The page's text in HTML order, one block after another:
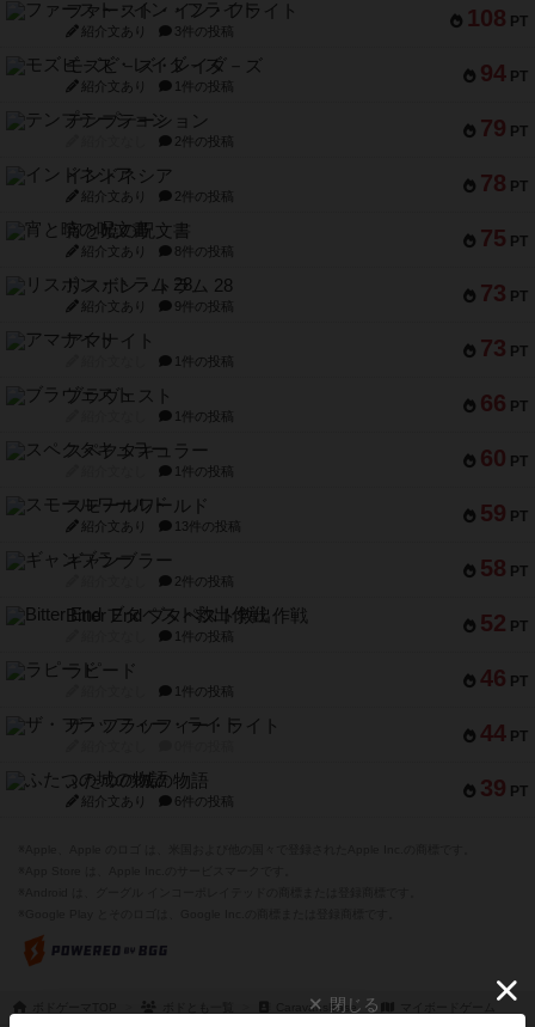
108 PT
ファースト・イン・フライト
紹介文あり 3件の投稿
94 PT
モズビ－ズ・レイダ－ズ
紹介文あり 1件の投稿
79 PT
テンプテーション
2件の投稿
78 PT
インドネシア
紹介文あり 2件の投稿
75 PT
宵と暁の呪文書
紹介文あり 8件の投稿
73 PT
リスボン・トラム 28
紹介文あり 9件の投稿
73 PT
アマナイト
1件の投稿
66 PT
ブラヴェスト
1件の投稿
60 PT
スペクタキュラー
1件の投稿
59 PT
スモールワールド
紹介文あり 13件の投稿
58 PT
ギャンブラー
2件の投稿
52 PT
Bitter End ブタペスト救出作戦
1件の投稿
46 PT
ラピード
1件の投稿
44 PT
ザ・フラッフィー・ライト
39 PT
ふたつの城の物語
紹介文あり 6件の投稿
CaravansBase閉じる